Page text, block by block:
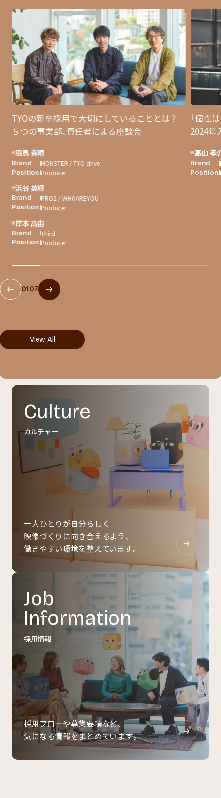
TYOの新卒採用で大切にしていることとは？
５つの事業部、責任者による座談会
羽鳥 貴晴
Brand MONSTER / TYO drive
Position Producer
浜谷 英輝
Brand PRO2 / WHOAREYOU
Position Producer
岸本 高由
Brand Third
Position Producer
「個性
2024年
高山 孝
Brand
Position
0107
View All
Culture
カルチャー
一人ひとりが自分らしく
映像づくりに向き合えるよう、
働きやすい環境を整えています。
Job
Information
採用情報
採用フローや募集要項など、
気になる情報をまとめています。